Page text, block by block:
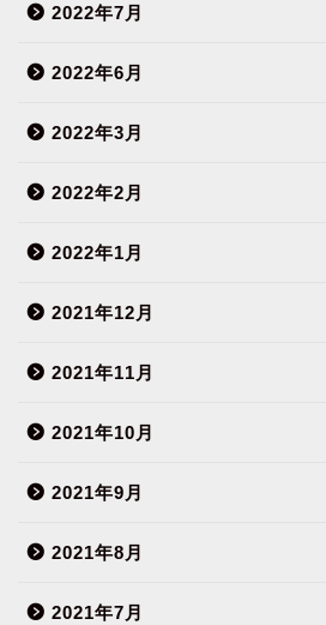
2022年7月
2022年6月
2022年3月
2022年2月
2022年1月
2021年12月
2021年11月
2021年10月
2021年9月
2021年8月
2021年7月